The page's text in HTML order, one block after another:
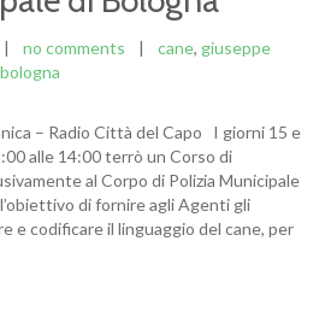
| no comments | cane, giuseppe
– Radio Città del Capo I giorni 15 e
alle 14:00 terrò un Corso di
al Corpo di Polizia Municipale
di fornire agli Agenti gli
e codificare il linguaggio del cane, per